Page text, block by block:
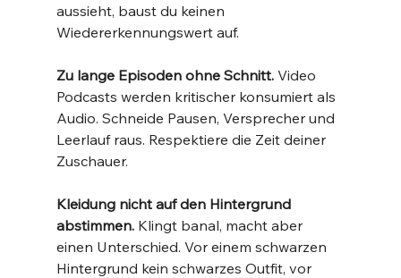
aussieht, baust du keinen
Wiedererkennungswert auf.
Zu lange Episoden ohne Schnitt. Video
Podcasts werden kritischer konsumiert als
Audio. Schneide Pausen, Versprecher und
Leerlauf raus. Respektiere die Zeit deiner
Zuschauer.
Kleidung nicht auf den Hintergrund
abstimmen. Klingt banal, macht aber
einen Unterschied. Vor einem schwarzen
Hintergrund kein schwarzes Outfit, vor